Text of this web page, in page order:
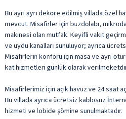
Bu ayrı ayrı dekore edilmiş villada özel
mevcut. Misafirler için buzdolabı,
makinesi olan mutfak. Keyifli vakit
ve uydu kanalları sunuluyor; ayrıca
Misafirlerin konforu için masa ve ayrı
kat hizmetleri günlük olarak
Misafirlerimiz için açık havuz ve 24 saat
Bu villada ayrıca ücretsiz kablosuz
hizmeti ve lobide şömine sunulmaktadır.